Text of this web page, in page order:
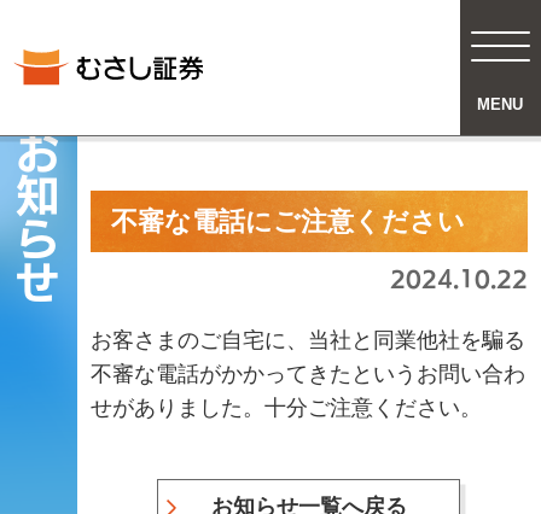
MENU
お知らせ 不審な電話にご注意ください
2024.10.22
お客さまのご自宅に、当社と同業他社を騙る
不審な電話がかかってきたというお問い合わ
せがありました。十分ご注意ください。
お知らせ一覧へ戻る